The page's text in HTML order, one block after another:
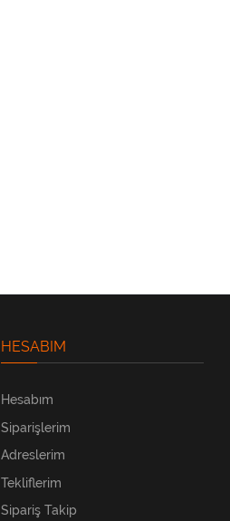
HESABIM
Hesabım
Siparişlerim
Adreslerim
Tekliflerim
Sipariş Takip